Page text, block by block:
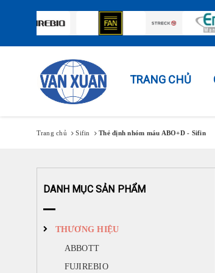
TRANG CHỦ
Trang chủ Sifin Thẻ định nhóm máu ABO+D - Sifin
DANH MỤC SẢN PHẨM
THƯƠNG HIỆU
ABBOTT
FUJIREBIO